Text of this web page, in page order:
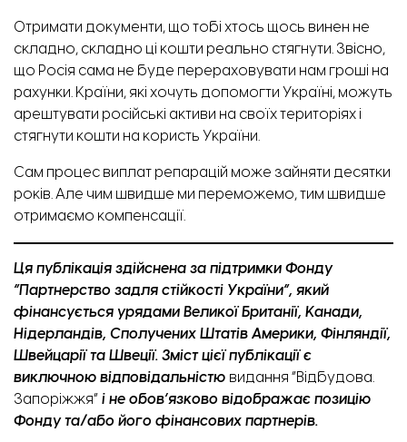
Отримати документи, що тобі хтось щось винен не
складно, складно ці кошти реально стягнути. Звісно,
що Росія сама не буде перераховувати нам гроші на
рахунки. Країни, які хочуть допомогти Україні, можуть
арештувати російські активи на своїх територіях і
стягнути кошти на користь України.
Сам процес виплат репарацій може зайняти десятки
років. Але чим швидше ми переможемо, тим швидше
отримаємо компенсації.
Ця публікація здійснена за підтримки Фонду
“Партнерство задля стійкості України”, який
фінансується урядами Великої Британії, Канади,
Нідерландів, Сполучених Штатів Америки, Фінляндії,
Швейцарії та Швеції. Зміст цієї публікації є
виключною відповідальністю видання “Відбудова.
Запоріжжя” і не обов’язково відображає позицію
Фонду та/або його фінансових партнерів.